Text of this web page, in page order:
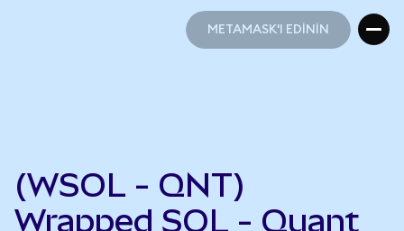
METAMASK'I EDİNİN
(WSOL - QNT)
Wrapped SOL - Quant